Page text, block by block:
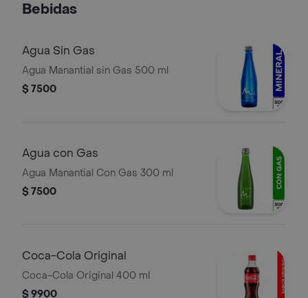
Bebidas
Agua Sin Gas
Agua Manantial sin Gas 500 ml
$ 7500
Agua con Gas
Agua Manantial Con Gas 300 ml
$ 7500
Coca-Cola Original
Coca-Cola Original 400 ml
$ 9900